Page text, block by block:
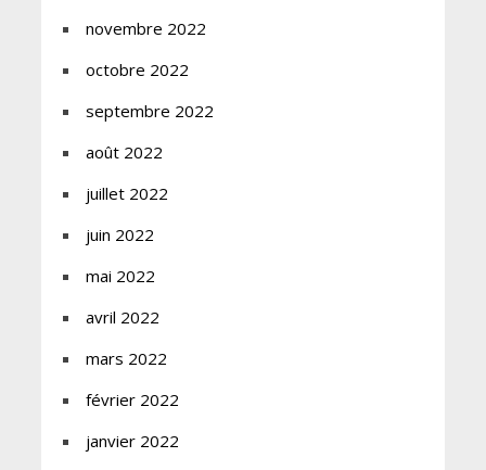
novembre 2022
octobre 2022
septembre 2022
août 2022
juillet 2022
juin 2022
mai 2022
avril 2022
mars 2022
février 2022
janvier 2022